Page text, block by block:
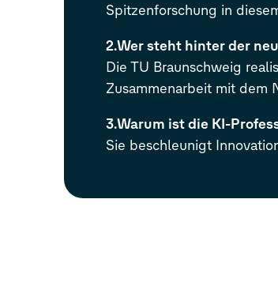
Spitzenforschung in
2.Wer steht hinter der
Die TU Braunschweig
Zusammenarbeit mit dem
3.Warum ist die KI-
Sie beschleunigt